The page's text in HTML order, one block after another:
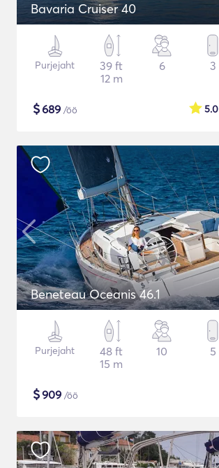
Bavaria Cruiser 40
Purjejaht
39 ft
12 m
6 3
$689 /öö 5.0
Beneteau Oceanis 46.1
Purjejaht
48 ft
15 m
10 5
$909 /öö